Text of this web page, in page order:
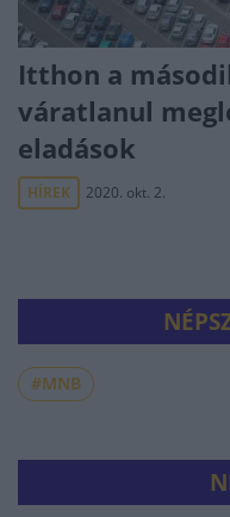
Itthon a
váratlanul
eladások
HÍREK 2020. okt. 2.
#MNB